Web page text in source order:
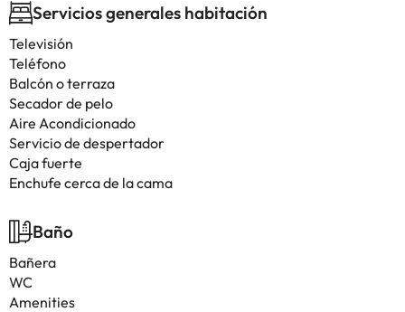
Servicios generales habitación
Televisión
Teléfono
Balcón o terraza
Secador de pelo
Aire Acondicionado
Servicio de despertador
Caja fuerte
Enchufe cerca de la cama
Baño
Bañera
WC
Amenities